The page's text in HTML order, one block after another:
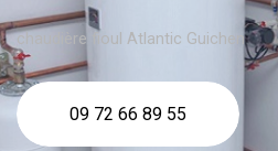
chaudière fioul Atlantic Guichen
09 72 66 89 55